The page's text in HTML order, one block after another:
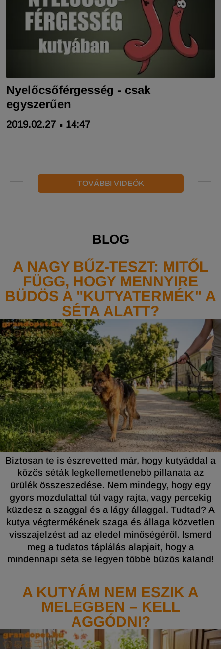
Nyelőcsőférgesség - csak
egyszerűen
2019.02.27 14:47
TOVÁBBI VIDEÓK
BLOG
A NAGY BŰZ-TESZT: MITŐL
FÜGG, HOGY MENNYIRE
BÜDÖS A "KUTYATERMÉK" A
SÉTA ALATT?
Biztosan te is észrevetted már, hogy kutyáddal a
közös séták legkellemetlenebb pillanata az
ürülék összeszedése. Nem mindegy, hogy egy
gyors mozdulattal túl vagy rajta, vagy percekig
küzdesz a szaggal és a lágy állaggal. Tudtad? A
kutya végtermékének szaga és állaga közvetlen
visszajelzést ad az eledel minőségéről. Ismerd
meg a tudatos táplálás alapjait, hogy a
mindennapi séta se legyen többé bűzös kaland!
A KUTYÁM NEM ESZIK A
MELEGBEN – KELL
AGGÓDNI?